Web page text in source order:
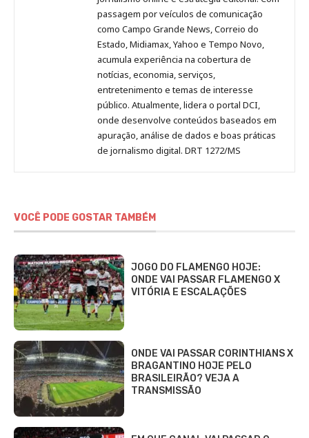
passagem por veículos de comunicação
como Campo Grande News, Correio do
Estado, Midiamax, Yahoo e Tempo Novo,
acumula experiência na cobertura de
notícias, economia, serviços,
entretenimento e temas de interesse
público. Atualmente, lidera o portal DCI,
onde desenvolve conteúdos baseados em
apuração, análise de dados e boas práticas
de jornalismo digital. DRT 1272/MS
VOCÊ PODE GOSTAR TAMBÉM
JOGO DO FLAMENGO HOJE:
ONDE VAI PASSAR FLAMENGO X
VITÓRIA E ESCALAÇÕES
ONDE VAI PASSAR CORINTHIANS X
BRAGANTINO HOJE PELO
BRASILEIRÃO? VEJA A
TRANSMISSÃO